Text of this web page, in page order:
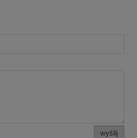
wyślij